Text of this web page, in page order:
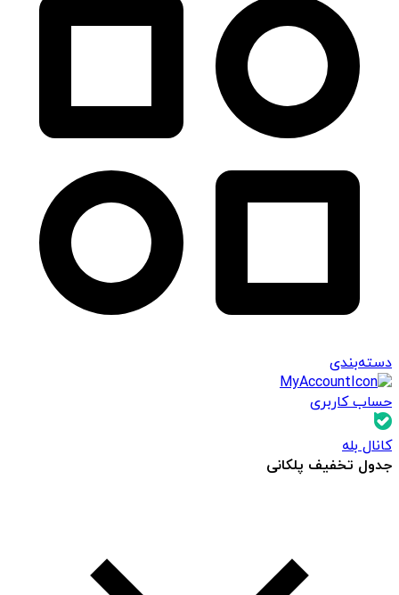
دسته‌بندی
حساب کاربری
کانال بله
جدول تخفیف پلکانی